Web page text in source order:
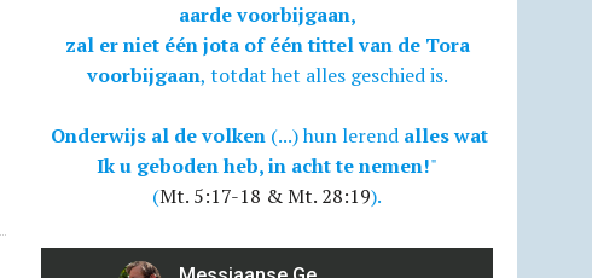
aarde voorbijgaan,
zal er niet één jota of één tittel van de Tora
voorbijgaan, totdat het alles geschied is.
Onderwijs al de volken (...) hun lerend alles wat
Ik u geboden heb, in acht te nemen!"
(Mt. 5:17-18 & Mt. 28:19).